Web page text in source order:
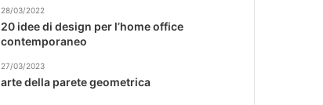
28/03/2022
20 idee di design per l’home office
contemporaneo
27/03/2023
arte della parete geometrica